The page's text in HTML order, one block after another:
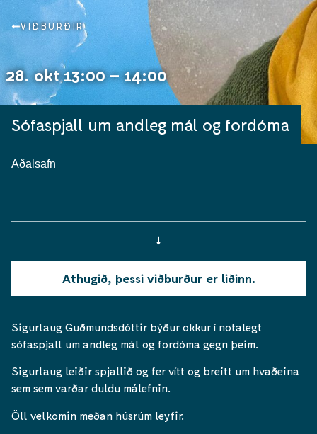
VIÐBURÐIR
28. okt 13:00 – 14:00
Sófaspjall um andleg mál og fordóma
Aðalsafn
Athugið, þessi viðburður er liðinn.
Sigurlaug Guðmundsdóttir býður okkur í notalegt
sófaspjall um andleg mál og fordóma gegn þeim.
Sigurlaug leiðir spjallið og fer vítt og breitt um hvaðeina
sem sem varðar duldu málefnin.
Öll velkomin meðan húsrúm leyfir.